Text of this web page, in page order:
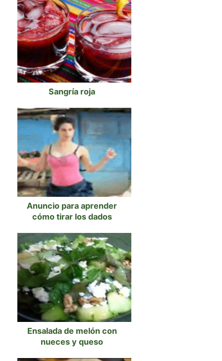
Sangría roja
Anuncio para aprender
cómo tirar los dados
Ensalada de melón con
nueces y queso